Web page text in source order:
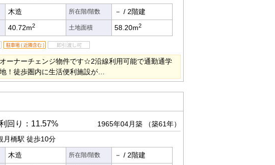
木造 所在階/階数 － / 2階建
40.72m2 土地面積 58.20m2
ーナーチェンジ物件です☆2沿線利用可能で通勤通学
！徒歩圏内に生活便利施設が…
回り：11.57% 1965年04月築
（築61年）
月橋駅 徒歩10分
木造 所在階/階数 － / 2階建